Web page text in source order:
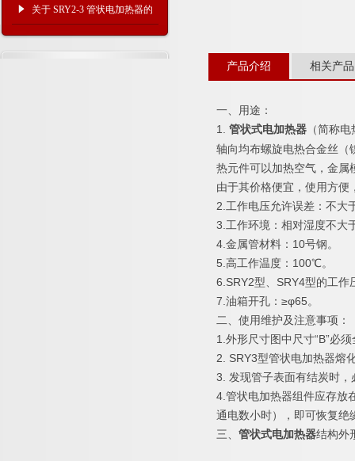
骤
关于 SRY2-3 管状电加热器的
详细介绍
产品介绍 相关产品
一、用途：
1. 管状式电加热器 （简称
轴向均布螺旋电热合金丝（
热元件可以加热空气，金属
由于其价格便宜，使用方
2.工作电压允许误差：不大
3.工作环境：相对湿度不大
4.金属管材料：10号钢。
5.高工作温度：100℃。
6.SRY2型、SRY4型的工作
7.油箱开孔：≥φ65。
二、使用维护及注意事项：
1.外形尺寸图中尺寸“B”必
2. SRY3型管状电加热器熔
3. 发现管子表面有结炭时
4.管状电加热器组件应存放
通电数小时），即可恢复绝
三、 管状式电加热器结构外